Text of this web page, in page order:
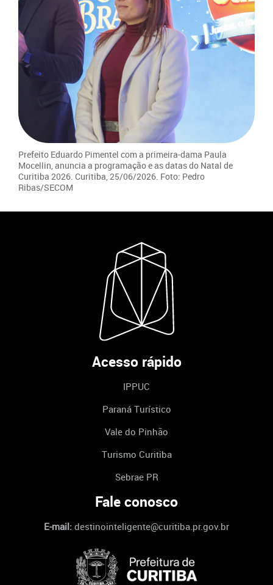
Prefeito Eduardo Pimentel com a primeira-dama Paula
Mocellin, anuncia a programação e as datas do Natal de
Curitiba 2026. Curitiba, 25/06/2026. Foto: Pedro
Ribas/SECOM
Acesso rápido
IPPUC
Paraná Turístico
Vale do Pinhão
Turismo Curitiba
Sebrae PR
Fale conosco
E-mail: destinointeligente@curitiba.pr.gov.br